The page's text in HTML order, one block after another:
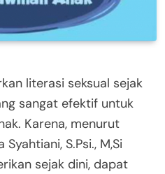
literasi seksual sejak
sangat efektif untuk
Karena, menurut
S.Psi., M,Si
sejak dini, dapat